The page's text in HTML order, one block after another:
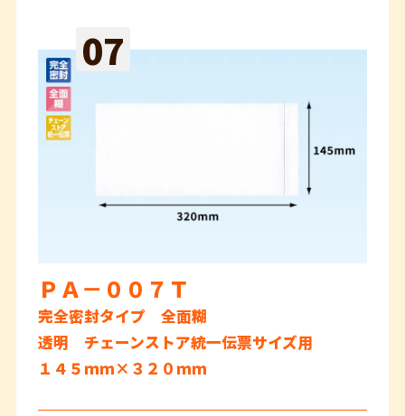
07
ＰＡ－００７Ｔ
完全密封タイプ 全面糊
透明 チェーンストア統一伝票サイズ用
１４５ｍｍ×３２０ｍｍ